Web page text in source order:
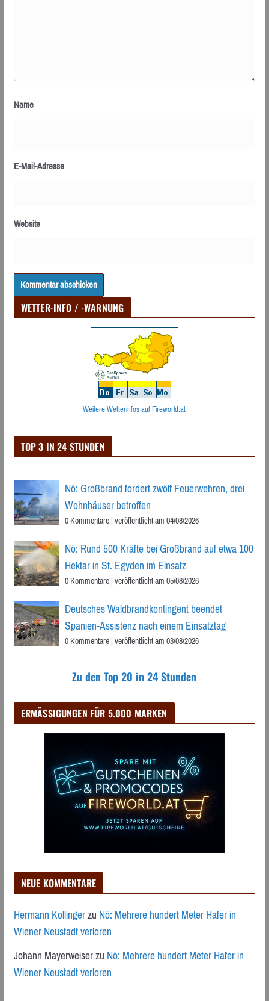
Name
E-Mail-Adresse
Website
WETTER-INFO / -WARNUNG
Weitere Wetterinfos auf Fireworld.at
TOP 3 IN 24 STUNDEN
Nö: Großbrand fordert zwölf Feuerwehren, drei
Wohnhäuser betroffen
0 Kommentare|veröffentlicht am 04/08/2026
Nö: Rund 500 Kräfte bei Großbrand auf etwa 100
Hektar in St. Egyden im Einsatz
0 Kommentare|veröffentlicht am 05/08/2026
Deutsches Waldbrandkontingent beendet
Spanien-Assistenz nach einem Einsatztag
0 Kommentare|veröffentlicht am 03/08/2026
Zu den Top 20 in 24 Stunden
ERMÄSSIGUNGEN FÜR 5.000 MARKEN
NEUE KOMMENTARE
Hermann KollingerzuNö: Mehrere hundert Meter Hafer in
Wiener Neustadt verloren
Johann MayerweiserzuNö: Mehrere hundert Meter Hafer in
Wiener Neustadt verloren